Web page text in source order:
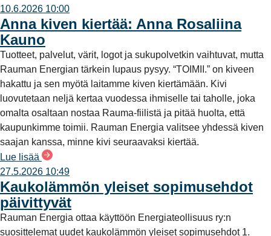
10.6.2026 10:00
Anna kiven kiertää: Anna Rosaliina
Kauno
Tuotteet, palvelut, värit, logot ja sukupolvetkin vaihtuvat, mutta
Rauman Energian tärkein lupaus pysyy. “TOIMII.” on kiveen
hakattu ja sen myötä laitamme kiven kiertämään. Kivi
luovutetaan neljä kertaa vuodessa ihmiselle tai taholle, joka
omalta osaltaan nostaa Rauma-fiilistä ja pitää huolta, että
kaupunkimme toimii. Rauman Energia valitsee yhdessä kiven
saajan kanssa, minne kivi seuraavaksi kiertää.
Lue lisää
27.5.2026 10:49
Kaukolämmön yleiset sopimusehdot
päivittyvät
Rauman Energia ottaa käyttöön Energiateollisuus ry:n
suosittelemat uudet kaukolämmön yleiset sopimusehdot 1.